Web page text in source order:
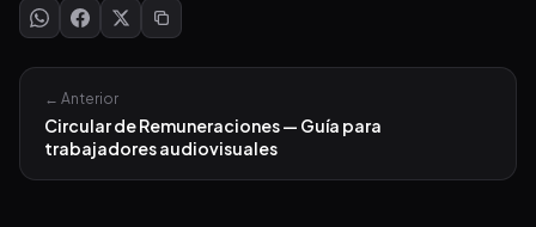
← Anterior
Circular de Remuneraciones — Guía para
trabajadores audiovisuales